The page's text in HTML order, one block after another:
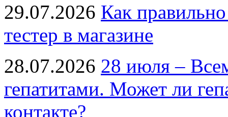
29.07.2026 Как
тестер в магазине
28.07.2026 28 июля –
гепатитами. Может ли
контакте?